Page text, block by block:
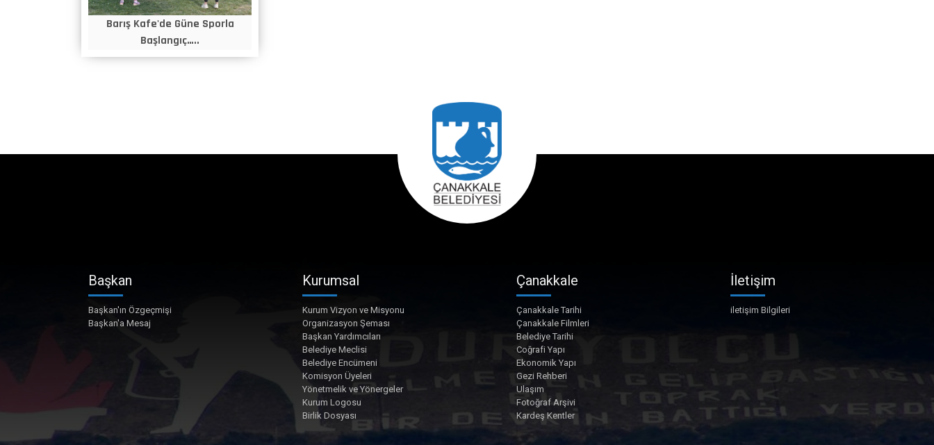
Barış Kafe'de Güne Sporla
Başlangıç…..
Başkan
Başkan'ın Özgeçmişi
Başkan'a Mesaj
Kurumsal
Kurum Vizyon ve Misyonu
Organizasyon Şeması
Başkan Yardımcıları
Belediye Meclisi
Belediye Encümeni
Komisyon Üyeleri
Yönetmelik ve Yönergeler
Kurum Logosu
Birlik Dosyası
Çanakkale
Çanakkale Tarihi
Çanakkale Filmleri
Belediye Tarihi
Coğrafi Yapı
Ekonomik Yapı
Gezi Rehberi
Ulaşım
Fotoğraf Arşivi
Kardeş Kentler
İletişim
iletişim Bilgileri